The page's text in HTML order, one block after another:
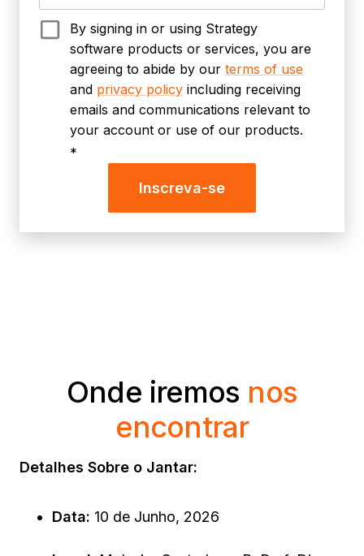
By signing in or using Strategy
software products or services, you are
agreeing to abide by our terms of use
and privacy policyincluding receiving
emails and communications relevant to
your account or use of our products.
*
Inscreva-se
Onde iremos nos
encontrar
Detalhes Sobre o Jantar:
Data: 10 de Junho, 2026